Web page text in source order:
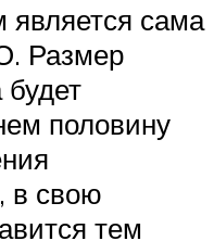
сама
Размер
будет
половину
в свою
тем